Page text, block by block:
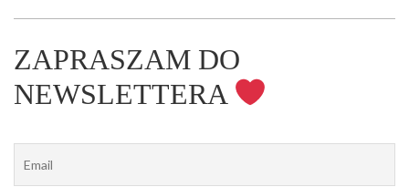
ZAPRASZAM DO
NEWSLETTERA